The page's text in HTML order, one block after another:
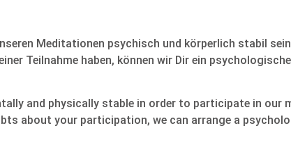
Meditationen psychisch und körperlich stabil
Teilnahme haben, können wir Dir ein
and physically stable in order to participate in
about your participation, we can arrange a